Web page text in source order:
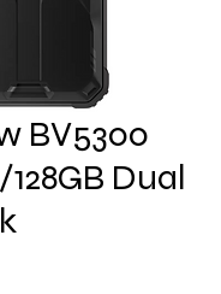
BV5300
Dual